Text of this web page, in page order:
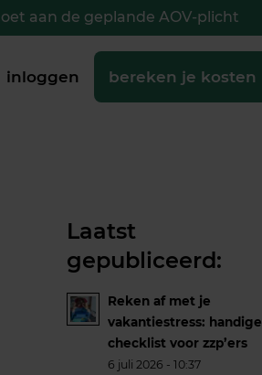
aan de geplande AOV-plicht
inloggen bereken je kosten
Laatst
gepubliceerd:
Reken af met je
vakantiestress: handige
checklist voor zzp’ers
6 juli 2026 - 10:37